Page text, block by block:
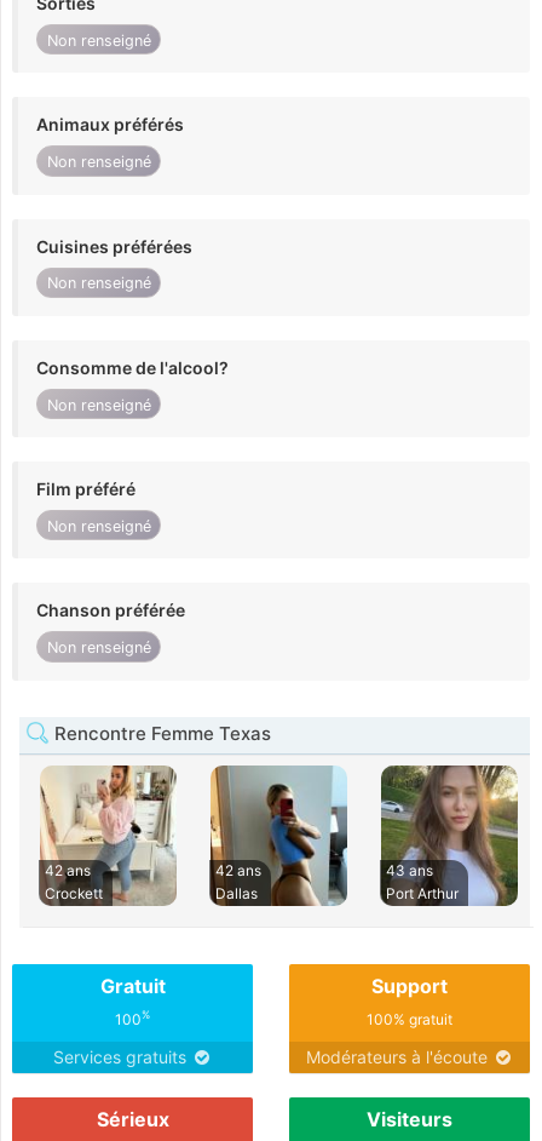
Non renseigné
Animaux préférés
Non renseigné
Cuisines préférées
Non renseigné
Consomme de l'alcool?
Non renseigné
Film préféré
Non renseigné
Chanson préférée
Non renseigné
Rencontre Femme Texas
42 ans
Crockett
42 ans
Dallas
43 ans
Port Arthur
Gratuit
100%
Services gratuits
Support
100% gratuit
Modérateurs à l'écoute
Sérieux Visiteurs